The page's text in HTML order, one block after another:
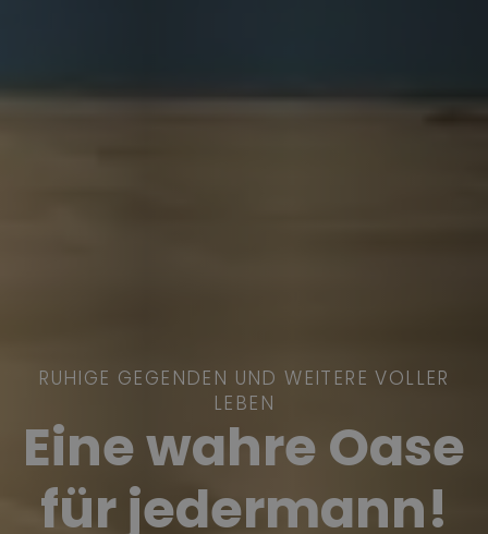
RUHIGE GEGENDEN UND WEITERE VOLLER
LEBEN
Eine wahre Oase
für jedermann!